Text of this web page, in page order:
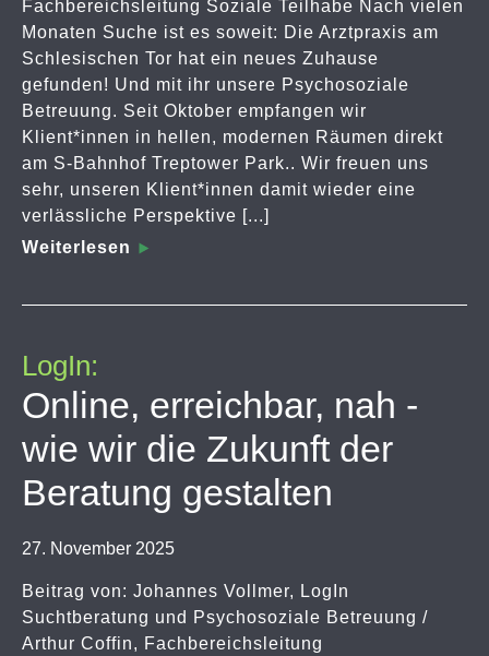
Fachbereichsleitung Soziale Teilhabe Nach vielen
Monaten Suche ist es soweit: Die Arztpraxis am
Schlesischen Tor hat ein neues Zuhause
gefunden! Und mit ihr unsere Psychosoziale
Betreuung. Seit Oktober empfangen wir
Klient*innen in hellen, modernen Räumen direkt
am S-Bahnhof Treptower Park.. Wir freuen uns
sehr, unseren Klient*innen damit wieder eine
verlässliche Perspektive [...]
Weiterlesen
LogIn:
Online, erreichbar, nah -
wie wir die Zukunft der
Beratung gestalten
27. November 2025
Beitrag von: Johannes Vollmer, LogIn
Suchtberatung und Psychosoziale Betreuung /
Arthur Coffin, Fachbereichsleitung